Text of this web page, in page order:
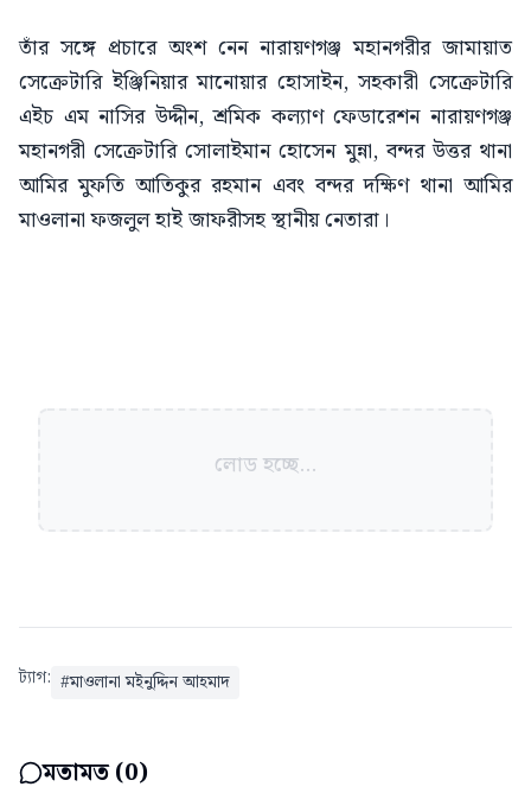
তাঁর সঙ্গে প্রচারে অংশ নেন নারায়ণগঞ্জ মহানগরীর জামায়াত
সেক্রেটারি ইঞ্জিনিয়ার মানোয়ার হোসাইন, সহকারী সেক্রেটারি
এইচ এম নাসির উদ্দীন, শ্রমিক কল্যাণ ফেডারেশন নারায়ণগঞ্জ
মহানগরী সেক্রেটারি সোলাইমান হোসেন মুন্না, বন্দর উত্তর থানা
আমির মুফতি আতিকুর রহমান এবং বন্দর দক্ষিণ থানা আমির
মাওলানা ফজলুল হাই জাফরীসহ স্থানীয় নেতারা।
লোড হচ্ছে...
ট্যাগ: #মাওলানা মইনুদ্দিন আহমাদ
মতামত (0)